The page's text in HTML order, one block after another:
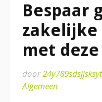
Bespaar
zakelijke
met
door
Algemeen